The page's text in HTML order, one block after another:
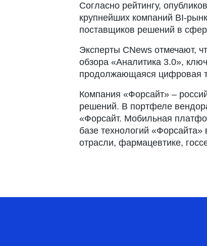
Согласно рейтингу,
крупнейших компаний BI-
поставщиков решений в
Эксперты CNews отмечают,
обзора «Аналитика 3.0»,
продолжающаяся цифровая
Компания «Форсайт» –
решений. В портфеле
«Форсайт. Мобильная
базе технологий
отрасли, фармацевтике,